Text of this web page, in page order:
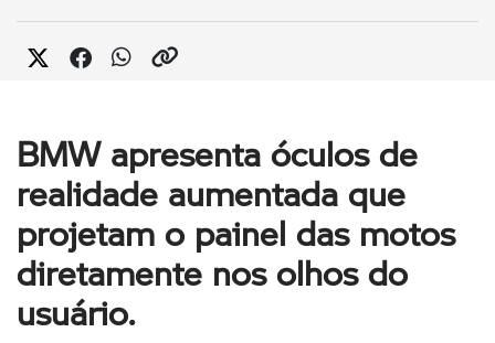
BMW apresenta óculos de
realidade aumentada que
projetam o painel das motos
diretamente nos olhos do
usuário.